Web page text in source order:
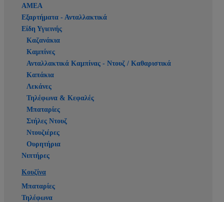
ΑΜΕΑ
Εξαρτήματα - Ανταλλακτικά
Είδη Υγιεινής
Καζανάκια
Καμπίνες
Ανταλλακτικά Καμπίνας - Ντουζ / Καθαριστικά
Καπάκια
Λεκάνες
Τηλέφωνα & Κεφαλές
Μπαταρίες
Στήλες Ντουζ
Ντουζιέρες
Ουρητήρια
Νιπτήρες
Κουζίνα
Μπαταρίες
Τηλέφωνα